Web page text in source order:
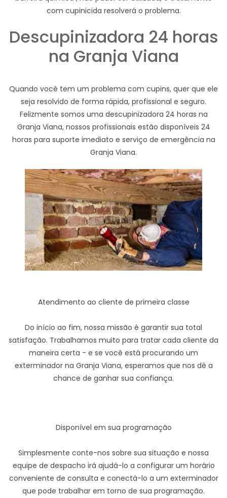
com cupinicida resolverá o problema.
Descupinizadora 24 horas
na Granja Viana
Quando você tem um problema com cupins, quer que ele
seja resolvido de forma rápida, profissional e seguro.
Felizmente somos uma descupinizadora 24 horas na
Granja Viana, nossos profissionais estão disponíveis 24
horas para suporte imediato e serviço de emergência na
Granja Viana.
Atendimento ao cliente de primeira classe
Do início ao fim, nossa missão é garantir sua total
satisfação. Trabalhamos muito para tratar cada cliente da
maneira certa - e se você está procurando um
exterminador na Granja Viana, esperamos que nos dê a
chance de ganhar sua confiança.
Disponível em sua programação
Simplesmente conte-nos sobre sua situação e nossa
equipe de despacho irá ajudá-lo a configurar um horário
conveniente de consulta e conectá-lo a um exterminador
que pode trabalhar em torno de sua programação.